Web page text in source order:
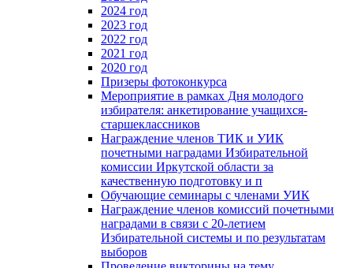
2024 год
2023 год
2022 год
2021 год
2020 год
Призеры фотоконкурса
Мероприятие в рамках Дня молодого
избирателя: анкетирование учащихся-
старшеклассников
Награждение членов ТИК и УИК
почетными наградами Избирательной
комиссии Иркутской области за
качественную подготовку и п
Обучающие семинары с членами УИК
Награждение членов комиссий почетными
наградами в связи с 20-летием
Избирательной системы и по результатам
выборов